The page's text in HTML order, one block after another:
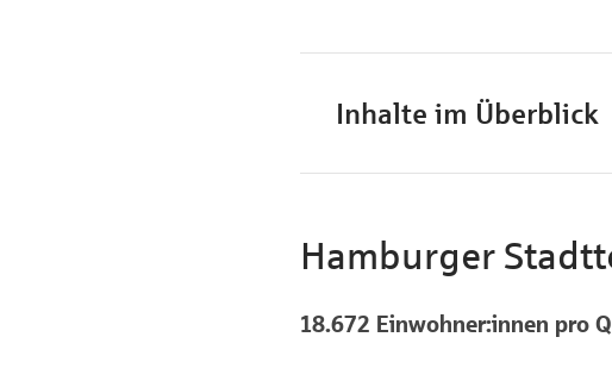
Inhalte im Überblick
Hamburger
18.672 Einwohner:innen pro